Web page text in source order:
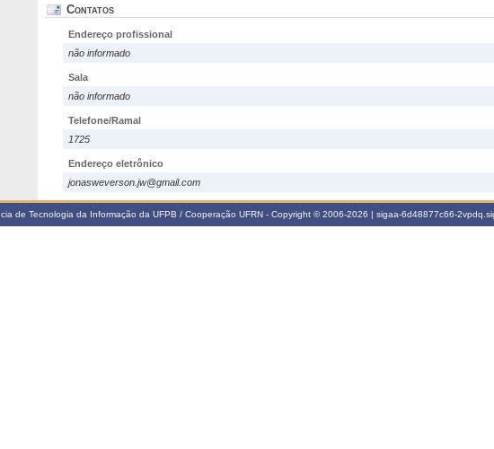
Contatos
Endereço profissional
não informado
Sala
não informado
Telefone/Ramal
1725
Endereço eletrônico
jonasweverson.jw@gmail.com
de Tecnologia da Informação da UFPB / Cooperação UFRN - Copyright © 2006-2026 | sigaa-6d48877c66-